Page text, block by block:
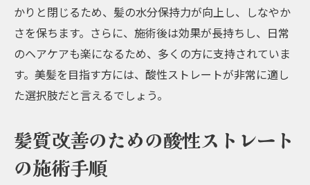
かりと閉じるため、髪の水分保持力が向上し、しなやか
さを保ちます。さらに、施術後は効果が長持ちし、日常
のヘアケアも楽になるため、多くの方に支持されていま
す。美髪を目指す方には、酸性ストレートが非常に適し
た選択肢だと言えるでしょう。
髪質改善のための酸性ストレート
の施術手順